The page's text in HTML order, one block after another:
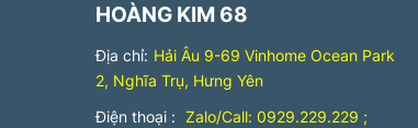
HOÀNG KIM 68
Địa chỉ: Hải Âu 9-69 Vinhome Ocean Park
2, Nghĩa Trụ, Hưng Yên
Điện thoại : Zalo/Call: 0929.229.229 ;